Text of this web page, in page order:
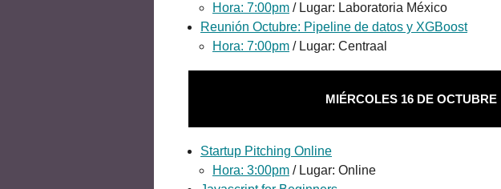
Hora: 7:00pm / Lugar: Laboratoria México
Reunión Octubre: Pipeline de datos y XGBoost
Hora: 7:00pm / Lugar: Centraal
MIÉRCOLES 16 DE OCTUBRE
Startup Pitching Online
Hora: 3:00pm / Lugar: Online